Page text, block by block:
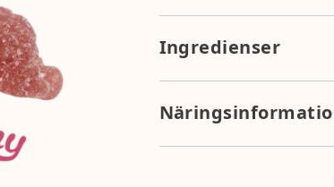
Ingredienser
socker, glukossirap,
smakämnen, vegetabiliska
körsbär, hibiskus, citron,
Näringsvärde per 100g: